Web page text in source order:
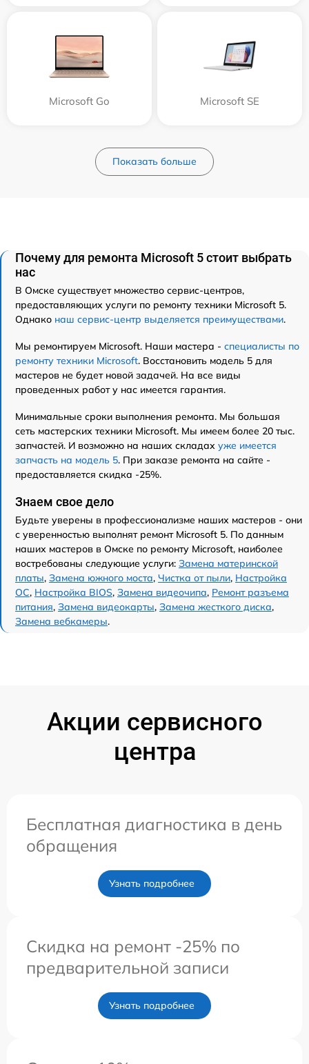
Microsoft Go Microsoft SE
Показать больше
Почему для ремонта Microsoft 5 стоит выбрать
нас
В Омске существует множество сервис-центров,
предоставляющих услуги по ремонту техники Microsoft 5.
Однако наш сервис-центр выделяется преимуществами.
Мы ремонтируем Microsoft. Наши мастера - специалисты по
ремонту техники Microsoft. Восстановить модель 5 для
мастеров не будет новой задачей. На все виды
проведенных работ у нас имеется гарантия.
Минимальные сроки выполнения ремонта. Мы большая
сеть мастерских техники Microsoft. Мы имеем более 20 тыс.
запчастей. И возможно на наших складах уже имеется
запчасть на модель 5. При заказе ремонта на сайте -
предоставляется скидка -25%.
Знаем свое дело
Будьте уверены в профессионализме наших мастеров - они
с уверенностью выполнят ремонт Microsoft 5. По данным
наших мастеров в Омске по ремонту Microsoft, наиболее
востребованы следующие услуги: Замена материнской
платы, Замена южного моста, Чистка от пыли, Настройка
ОС, Настройка BIOS, Замена видеочипа, Ремонт разъема
питания, Замена видеокарты, Замена жесткого диска,
Замена вебкамеры.
Акции сервисного
центра
Бесплатная диагностика в день
обращения
Узнать подробнее
Скидка на ремонт -25% по
предварительной записи
Узнать подробнее